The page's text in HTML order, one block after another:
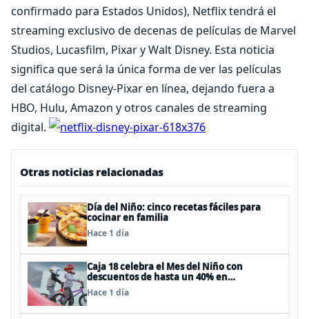
confirmado para Estados Unidos), Netflix tendrá el
streaming exclusivo de decenas de películas de Marvel
Studios, Lucasfilm, Pixar y Walt Disney. Esta noticia
significa que será la única forma de ver las películas
del catálogo Disney-Pixar en línea, dejando fuera a
HBO, Hulu, Amazon y otros canales de streaming
digital.
Otras noticias relacionadas
Día del Niño: cinco recetas fáciles para
cocinar en familia
Hace 1 día
Caja 18 celebra el Mes del Niño con
descuentos de hasta un 40% en
panoramas, cine, shows y streaming
Hace 1 día